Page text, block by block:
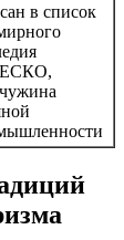
в список